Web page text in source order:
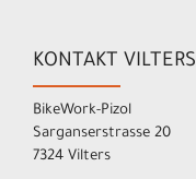
KONTAKT VILTERS
BikeWork-Pizol
Sarganserstrasse 20
7324 Vilters